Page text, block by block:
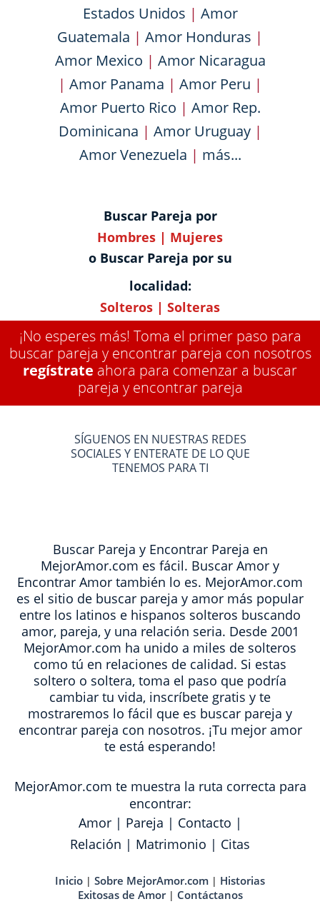
Estados Unidos | Amor
Guatemala | Amor Honduras |
Amor Mexico | Amor Nicaragua
| Amor Panama | Amor Peru |
Amor Puerto Rico | Amor Rep.
Dominicana | Amor Uruguay|
Amor Venezuela | más...
Buscar Pareja por
Hombres | Mujeres
o Buscar Pareja por su
localidad:
Solteros | Solteras
¡No esperes más! Toma el primer paso para
buscar pareja y encontrar pareja con nosotros
regístrate ahora para comenzar a buscar
pareja y encontrar pareja
SÍGUENOS EN NUESTRAS REDES
SOCIALES Y ENTERATE DE LO QUE
TENEMOS PARA TI
Buscar Pareja y Encontrar Pareja en
MejorAmor.com es fácil. Buscar Amor y
Encontrar Amor también lo es. MejorAmor.com
es el sitio de buscar pareja y amor más popular
entre los latinos e hispanos solteros buscando
amor, pareja, y una relación seria. Desde 2001
MejorAmor.com ha unido a miles de solteros
como tú en relaciones de calidad. Si estas
soltero o soltera, toma el paso que podría
cambiar tu vida, inscríbete gratis y te
mostraremos lo fácil que es buscar pareja y
encontrar pareja con nosotros. ¡Tu mejor amor
te está esperando!
MejorAmor.com te muestra la ruta correcta para
encontrar:
Amor| Pareja | Contacto |
Relación | Matrimonio | Citas
Inicio | Sobre MejorAmor.com | Historias
Exitosas de Amor| Contáctanos